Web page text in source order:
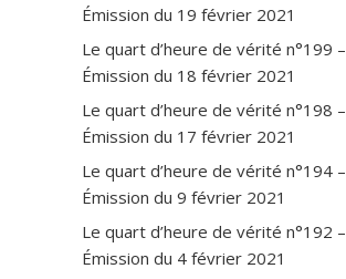
Émission du 19 février 2021
Le quart d’heure de vérité n°199 –
Émission du 18 février 2021
Le quart d’heure de vérité n°198 –
Émission du 17 février 2021
Le quart d’heure de vérité n°194 –
Émission du 9 février 2021
Le quart d’heure de vérité n°192 –
Émission du 4 février 2021